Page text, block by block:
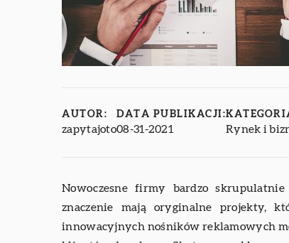
AUTOR:
zapytajoto
DATA PUBLIKACJI:
08-31-2021 Rynek i
Nowoczesne firmy bardzo
znaczenie mają oryginalne projekty,
innowacyjnych nośników reklamowych